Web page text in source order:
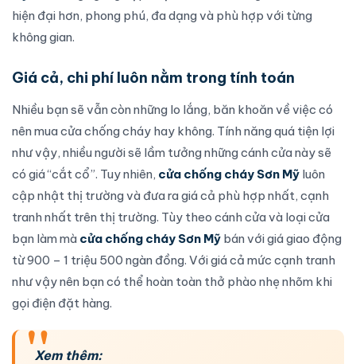
hiện đại hơn, phong phú, đa dạng và phù hợp với từng
không gian.
Giá cả, chi phí luôn nằm trong tính toán
Nhiều bạn sẽ vẫn còn những lo lắng, băn khoăn về việc có
nên mua cửa chống cháy hay không. Tính năng quá tiện lợi
như vậy, nhiều người sẽ lầm tưởng những cánh cửa này sẽ
có giá “cắt cổ”. Tuy nhiên, cửa chống cháy Sơn Mỹ luôn
cập nhật thị trường và đưa ra giá cả phù hợp nhất, cạnh
tranh nhất trên thị trường. Tùy theo cánh cửa và loại cửa
bạn làm mà cửa chống cháy Sơn Mỹ bán với giá giao động
từ 900 – 1 triệu 500 ngàn đồng. Với giá cả mức cạnh tranh
như vậy nên bạn có thể hoàn toàn thở phào nhẹ nhõm khi
gọi điện đặt hàng.
Xem thêm: